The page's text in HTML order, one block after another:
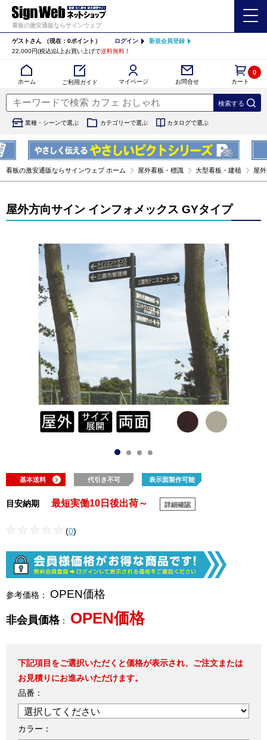
看板の激安通販ならサインウェブ
ゲストさん （現在：0ポイント） ログイン
新規会員登録
22,000円(税込)以上お買い上げで送料無料 ！
ホーム ご利用ガイド マイページ お問合せ カート
0
業種・シーンで選ぶ カテゴリーで選ぶ カタログで選ぶ
看板の激安通販ならサインウェブ ホーム 屋外看板・標識 大型看板・建植 屋
屋外方向サイン インフォメックス GYタイプ
基本送料 代引き不可 表示面製作可能
目安納期 最短実働10日後出荷～ 詳細確認
(0)
参考価格： OPEN価格
非会員価格： OPEN価格
下記項目をご選択いただくと価格が表示され、ご注文または
お見積りにお進みいただけます。
品番：
カラー：